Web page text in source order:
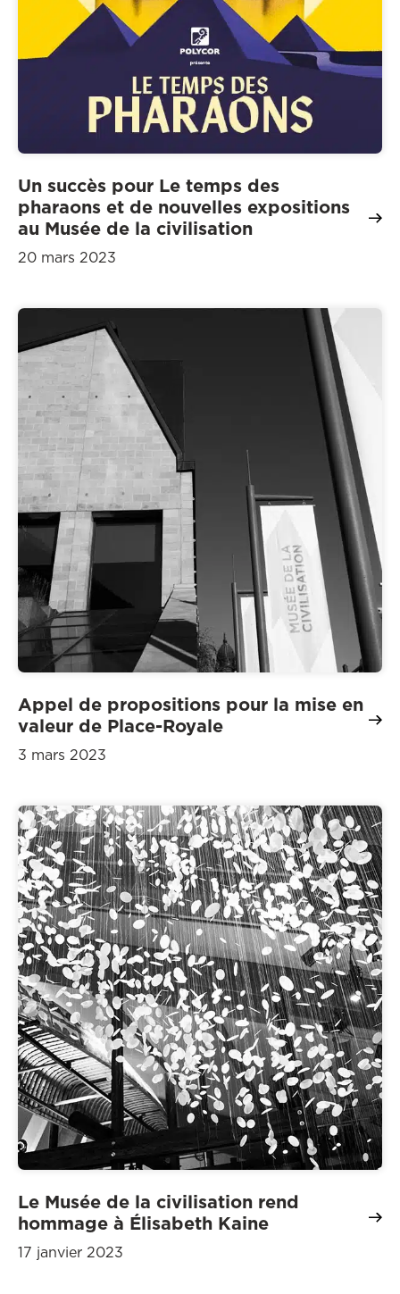
Un succès pour Le temps des
pharaons et de nouvelles expositions
au Musée de la civilisation
20 mars 2023
Appel de propositions pour la mise en
valeur de Place-Royale
3 mars 2023
Le Musée de la civilisation rend
hommage à Élisabeth Kaine
17 janvier 2023